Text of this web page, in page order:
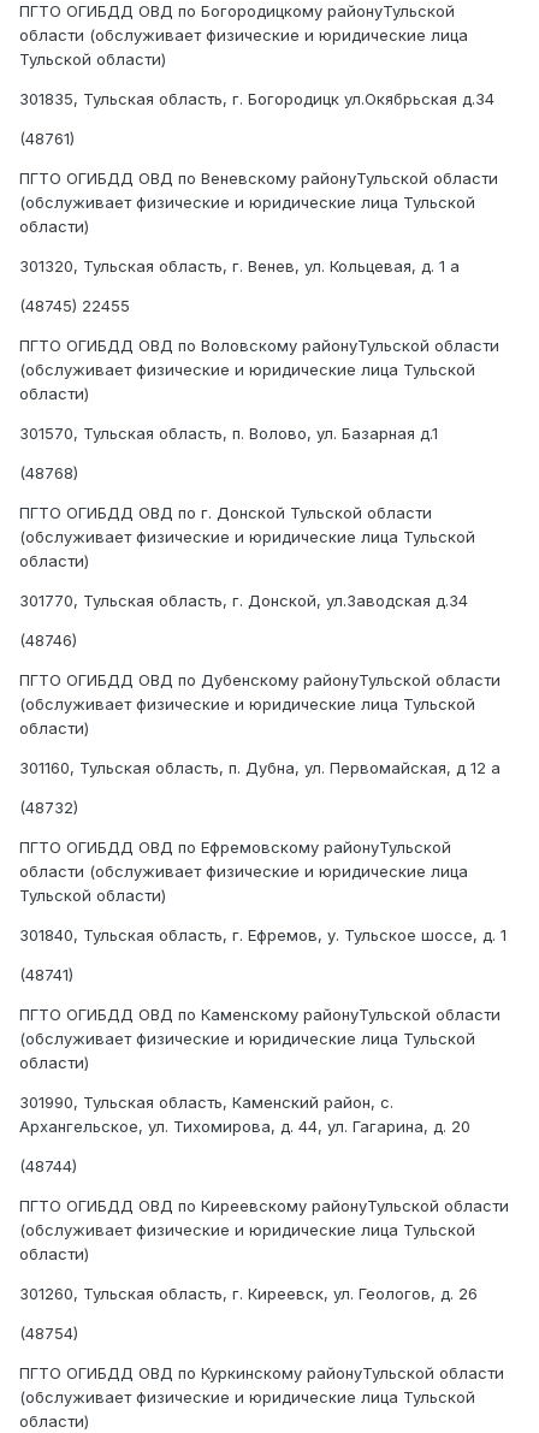
ПГТО ОГИБДД ОВД по Богородицкому районуТульской
области (обслуживает физические и юридические лица
Тульской области)
301835, Тульская область, г. Богородицк ул.Окябрьская д.34
(48761)
ПГТО ОГИБДД ОВД по Веневскому районуТульской области
(обслуживает физические и юридические лица Тульской
области)
301320, Тульская область, г. Венев, ул. Кольцевая, д. 1 а
(48745) 22455
ПГТО ОГИБДД ОВД по Воловскому районуТульской области
(обслуживает физические и юридические лица Тульской
области)
301570, Тульская область, п. Волово, ул. Базарная д.1
(48768)
ПГТО ОГИБДД ОВД по г. Донской Тульской области
(обслуживает физические и юридические лица Тульской
области)
301770, Тульская область, г. Донской, ул.Заводская д.34
(48746)
ПГТО ОГИБДД ОВД по Дубенскому районуТульской области
(обслуживает физические и юридические лица Тульской
области)
301160, Тульская область, п. Дубна, ул. Первомайская, д 12 а
(48732)
ПГТО ОГИБДД ОВД по Ефремовскому районуТульской
области (обслуживает физические и юридические лица
Тульской области)
301840, Тульская область, г. Ефремов, у. Тульское шоссе, д. 1
(48741)
ПГТО ОГИБДД ОВД по Каменскому районуТульской области
(обслуживает физические и юридические лица Тульской
области)
301990, Тульская область, Каменский район, с.
Архангельское, ул. Тихомирова, д. 44, ул. Гагарина, д. 20
(48744)
ПГТО ОГИБДД ОВД по Киреевскому районуТульской области
(обслуживает физические и юридические лица Тульской
области)
301260, Тульская область, г. Киреевск, ул. Геологов, д. 26
(48754)
ПГТО ОГИБДД ОВД по Куркинскому районуТульской области
(обслуживает физические и юридические лица Тульской
области)